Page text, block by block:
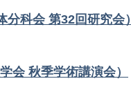
科会 第32回研究会）
会 秋季学術講演会）